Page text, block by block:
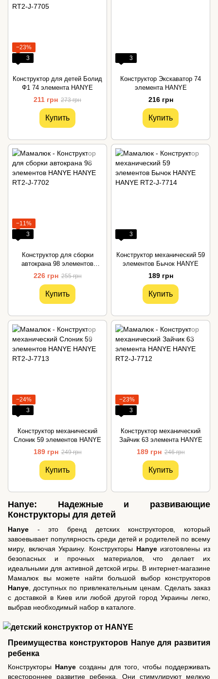
−23%
3
Конструктор для детей Болид
Ф1 74 элемента HANYE
211 грн 273 грн
Купить
3
Конструктор Экскаватор 74
элемента HANYE
216 грн
Купить
−11%
3
Конструктор для сборки
автокрана 98 элементов
HANYE
226 грн 255 грн
Купить
3
Конструктор механический 59
элементов Бычок HANYE
189 грн
Купить
−24%
3
Конструктор механический
Слоник 59 элементов HANYE
189 грн 249 грн
Купить
−23%
3
Конструктор механический
Зайчик 63 элемента HANYE
189 грн 246 грн
Купить
Hanye: Надежные и развивающие
Конструкторы для детей
Hanye - это бренд детских конструкторов, который
завоевывает популярность среди детей и родителей по всему
миру, включая Украину. Конструкторы Hanyeизготовлены из
безопасных и прочных материалов, что делает их
идеальными для активной детской игры. В интернет-магазине
Мамалюк вы можете найти большой выбор конструкторов
Hanye , доступных по привлекательным ценам. Сделать заказ
с доставкой в Киев или любой другой город Украины легко,
выбрав необходимый набор в каталоге.
Преимущества конструкторов Hanye для развития
ребенка
Конструкторы Hanyeсозданы для того, чтобы поддерживать
всестороннее развитие ребенка. Они стимулируют мелкую